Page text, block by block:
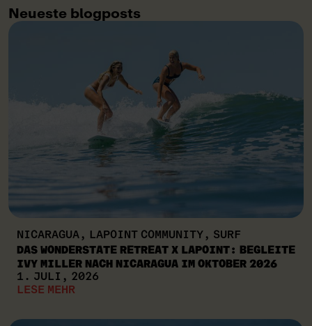
Neueste blogposts
NICARAGUA, LAPOINT COMMUNITY, SURF
DAS WONDERSTATE RETREAT X LAPOINT: BEGLEITE
IVY MILLER NACH NICARAGUA IM OKTOBER 2026
1. JULI, 2026
LESE MEHR